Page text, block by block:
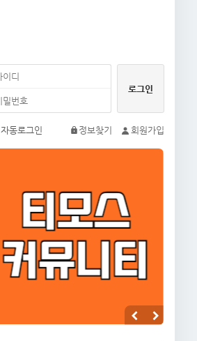
자동로그인 정보찾기 회원가입